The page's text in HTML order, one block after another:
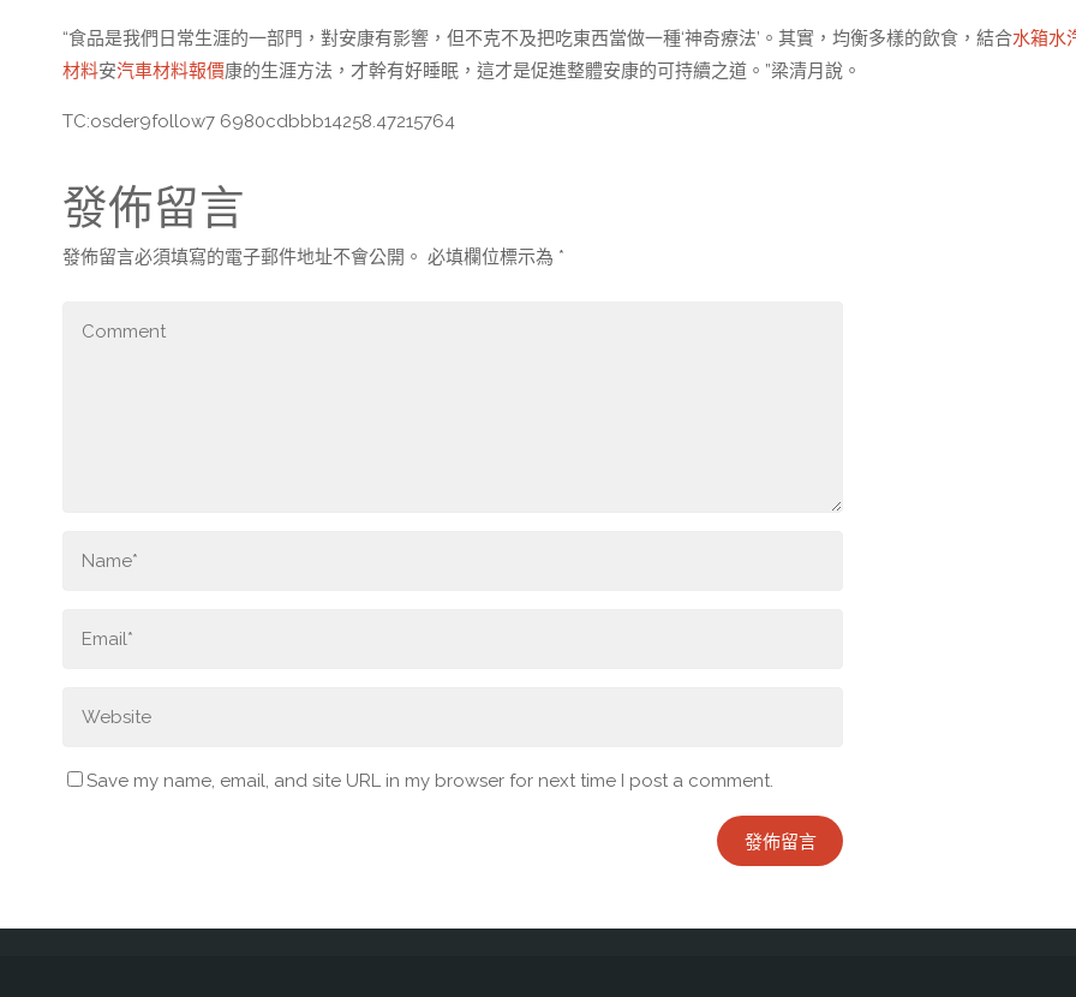
“食品是我們日常生涯的一部門，對安康有影響，但不克不及把吃東西當做一種‘神奇療法’。其實，均衡多樣的飲食，結合水箱水
材料安汽車材料報價康的生涯方法，才幹有好睡眠，這才是促進整體安康的可持續之道。”梁清月說。
TC:osder9follow7 6980cdbbb14258.47215764
發佈留言
發佈留言必須填寫的電子郵件地址不會公開。 必填欄位標示為 *
Save my name, email, and site URL in my browser for next time I post a comment.